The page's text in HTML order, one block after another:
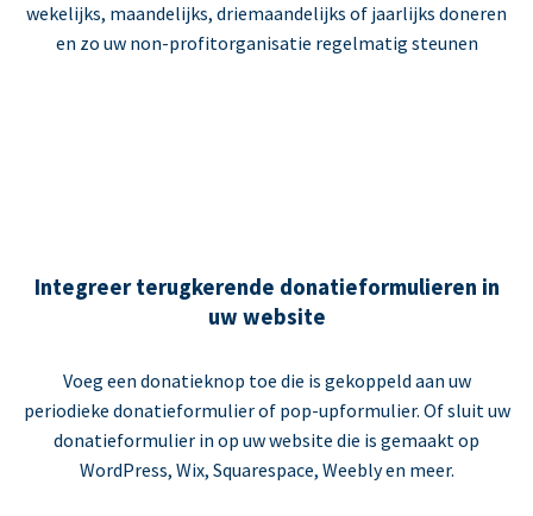
wekelijks, maandelijks, driemaandelijks of jaarlijks doneren
en zo uw non-profitorganisatie regelmatig steunen
Integreer terugkerende donatieformulieren in
uw website
Voeg een donatieknop toe die is gekoppeld aan uw
periodieke donatieformulier of pop-upformulier. Of sluit uw
donatieformulier in op uw website die is gemaakt op
WordPress, Wix, Squarespace, Weebly en meer.